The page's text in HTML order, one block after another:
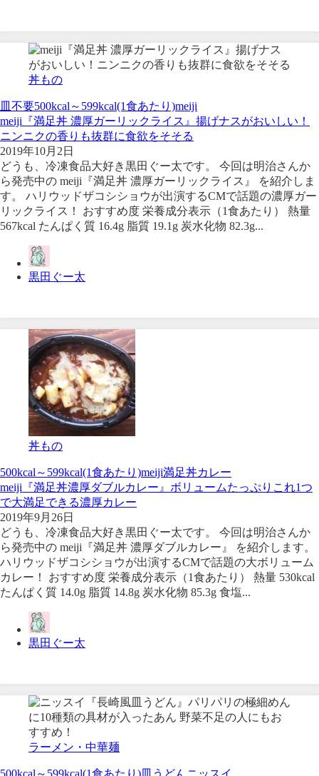
丼もの
皿不要500kcal～599kcal(1食あたり)meiji
meiji『満足丼 濃厚ガーリックライス』揚げナスがおいしい！
ニンニクの香りも抜群に食欲をそそる
2019年10月2日
どうも、冷凍食品大好き黒田ぐー太です。 今回は明治さんか
ら発売中の meiji『満足丼 濃厚ガーリックライス』 を紹介しま
す。 ハリウッドザコシショウが出演するCMで話題の濃厚ガー
リックライス！ おすすめ度 栄養成分表示（1食あたり） 熱量
567kcal たんぱく質 16.4g 脂質 19.1g 炭水化物 82.3g...
黒田ぐー太
丼もの
500kcal～599kcal(1食あたり)meiji満足丼カレー
meiji『満足丼濃厚ダブルカレー』ボリュームたっぷりこれ1つ
で大満足できる濃厚カレー
2019年9月26日
どうも、冷凍食品大好き黒田ぐー太です。 今回は明治さんか
ら発売中の meiji『満足丼 濃厚ダブルカレー』 を紹介します。
ハリウッドザコシショウが出演するCMで話題の大ボリューム
カレー！ おすすめ度 栄養成分表示（1食あたり） 熱量 530kcal
たんぱく質 14.0g 脂質 14.8g 炭水化物 85.3g 食塩...
黒田ぐー太
ラーメン・中華麺
500kcal～599kcal(1食あたり)皿うどん ニッスイ